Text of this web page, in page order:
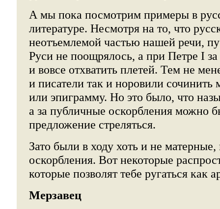
А мы пока посмотрим примеры в
литературе. Несмотря на то, что
неотъемлемой частью нашей речи,
Руси не поощрялось, а при Петре I
и вовсе отхватить плетей. Тем не
и писатели так и норовили сочинить
или эпиграмму. Но это было, что
а за публичные оскорбления можно
предложение стреляться.
Зато были в ходу хоть и не
оскорбления. Вот некоторые
которые позволят тебе ругаться как
Мерзавец